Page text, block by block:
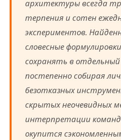
архитектуры всегда
терпения и сотен
экспериментов.
словесные
сохранять в
постепенно собирая
безотказных
скрытых неочевидных
интерпретации
окупится